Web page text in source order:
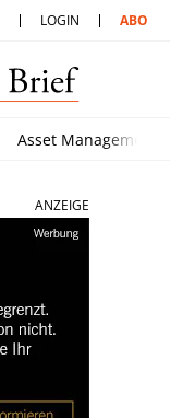
LOGIN ABO
Asset Management
ANZEIGE